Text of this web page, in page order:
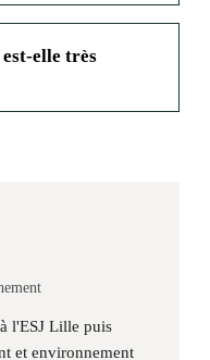
elle très
l'ESJ Lille puis
et environnement